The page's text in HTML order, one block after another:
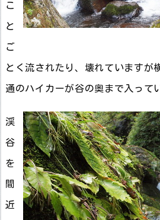
こ
と
ご
とく流されたり、壊れていますが
通のハイカーが谷の奥まで入って
渓
谷
を
間
近